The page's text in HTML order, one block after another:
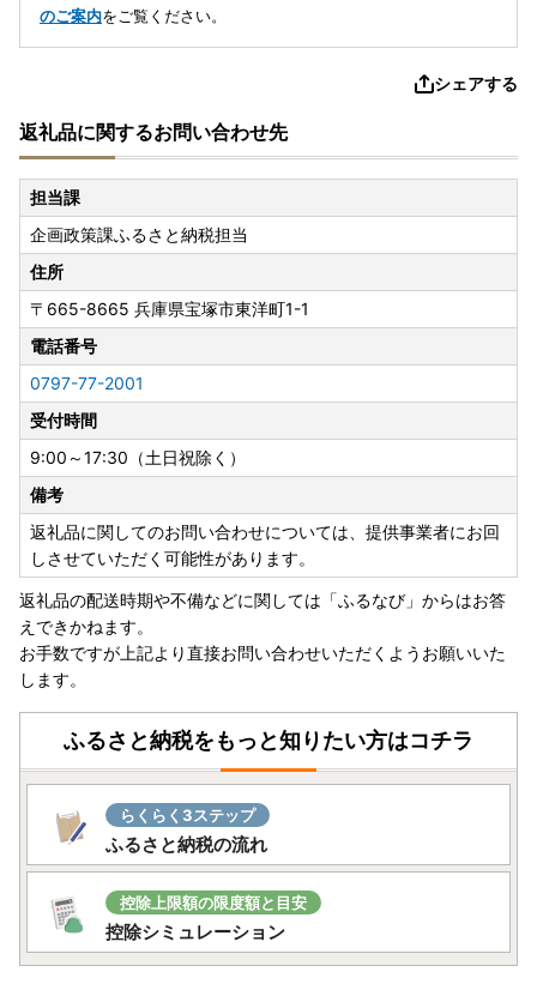
のご案内をご覧ください。
シェアする
返礼品に関するお問い合わせ先
担当課
企画政策課ふるさと納税担当
住所
〒665-8665 兵庫県宝塚市東洋町1-1
電話番号
0797-77-2001
受付時間
9:00～17:30（土日祝除く）
備考
返礼品に関してのお問い合わせについては、提供事業者にお回
しさせていただく可能性があります。
返礼品の配送時期や不備などに関しては「ふるなび」からはお答
えできかねます。
お手数ですが上記より直接お問い合わせいただくようお願いいた
します。
ふるさと納税をもっと知りたい方はコチラ
らくらく3ステップ
ふるさと納税の流れ
控除上限額の限度額と目安
控除シミュレーション